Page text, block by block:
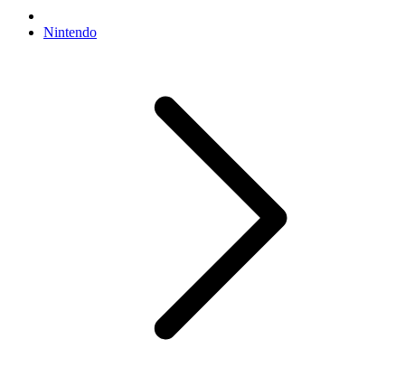
Nintendo